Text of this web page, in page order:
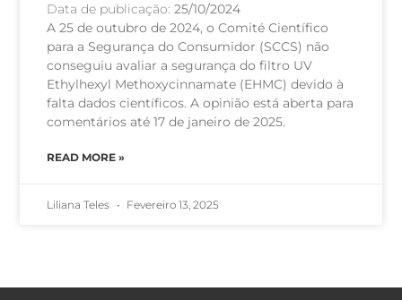
Data de publicação:25/10/2024
A 25 de outubro de 2024, o Comité Científico
para a Segurança do Consumidor (SCCS) não
conseguiu avaliar a segurança do filtro UV
Ethylhexyl Methoxycinnamate (EHMC) devido à
falta dados científicos. A opinião está aberta para
comentários até 17 de janeiro de 2025.
READ MORE »
Liliana Teles Fevereiro 13, 2025